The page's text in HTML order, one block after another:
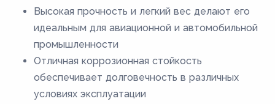
Высокая прочность и легкий вес делают его
идеальным для авиационной и автомобильной
промышленности
Отличная коррозионная стойкость
обеспечивает долговечность в различных
условиях эксплуатации